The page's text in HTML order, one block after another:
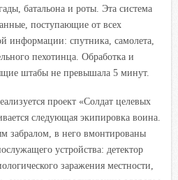
батальона и роты. Эта система
поступающие от всех
информации: спутника, самолета,
пехотинца. Обработка и
штабы не превышала 5 минут.
проект «Солдат целевых
следующая экипировка воина.
забралом, в него вмонтированы
устройства: детектор
заражения местности,